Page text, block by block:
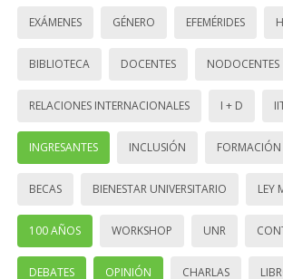
EXÁMENES GÉNERO EFEMÉRIDES
BIBLIOTECA DOCENTES NODOCENTES
RELACIONES INTERNACIONALES I + D
INGRESANTES INCLUSIÓN FORMACIÓN
BECAS BIENESTAR UNIVERSITARIO LEY
100 AÑOS WORKSHOP UNR
DEBATES OPINIÓN CHARLAS